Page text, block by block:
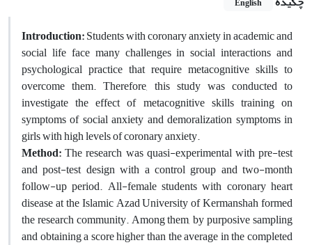
English
Introduction:Students with coronary anxiety in academic and
social life face many challenges in social interactions and
psychological practice that require metacognitive skills to
overcome them. Therefore, this study was conducted to
investigate the effect of metacognitive skills training on
symptoms of social anxiety and demoralization symptoms in
girls with high levels of coronary anxiety.
Method:The research was quasi-experimental with pre-test
and post-test design with a control group and two-month
follow-up period. All-female students with coronary heart
disease at the Islamic Azad University of Kermanshah formed
the research community. Among them, by purposive sampling
and obtaining a score higher than the average in the completed